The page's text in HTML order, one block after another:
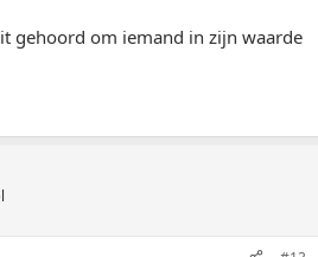
gehoord om iemand in zijn waarde